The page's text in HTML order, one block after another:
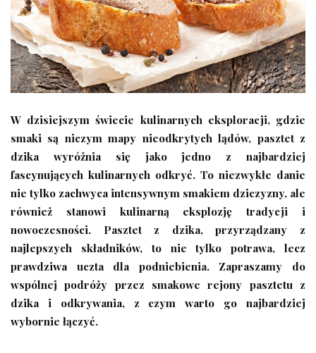
W dzisiejszym świecie kulinarnych eksploracji, gdzie
smaki są niczym mapy nieodkrytych lądów, pasztet z
dzika wyróżnia się jako jedno z najbardziej
fascynujących kulinarnych odkryć. To niezwykłe danie
nie tylko zachwyca intensywnym smakiem dziczyzny, ale
również stanowi kulinarną eksplozję tradycji i
nowoczesności. Pasztet z dzika, przyrządzany z
najlepszych składników, to nie tylko potrawa, lecz
prawdziwa uczta dla podniebienia. Zapraszamy do
wspólnej podróży przez smakowe rejony pasztetu z
dzika i odkrywania, z czym warto go najbardziej
wybornie łączyć.